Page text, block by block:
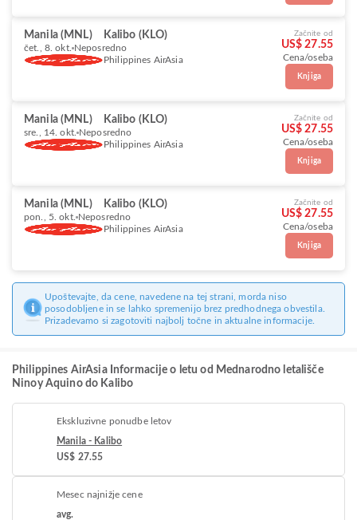
Manila (MNL) Kalibo (KLO)
čet., 8. okt. Neposredno
Philippines AirAsia
Začnite od
US$ 27.55
Cena/oseba
Knjiga
Manila (MNL) Kalibo (KLO)
sre., 14. okt. Neposredno
Philippines AirAsia
Začnite od
US$ 27.55
Cena/oseba
Knjiga
Manila (MNL) Kalibo (KLO)
pon., 5. okt. Neposredno
Philippines AirAsia
Začnite od
US$ 27.55
Cena/oseba
Knjiga
Upoštevajte, da cene, navedene na tej strani, morda niso
posodobljene in se lahko spremenijo brez predhodnega obvestila.
Prizadevamo si zagotoviti najbolj točne in aktualne informacije.
Philippines AirAsia Informacije o letu od Mednarodno letališče
Ninoy Aquino do Kalibo
Ekskluzivne ponudbe letov
Manila - Kalibo
US$ 27.55
Mesec najnižje cene
avg.